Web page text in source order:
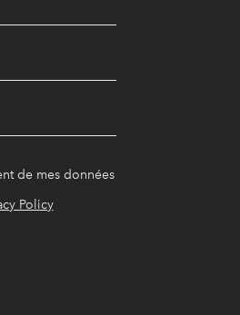
de mes données
Policy